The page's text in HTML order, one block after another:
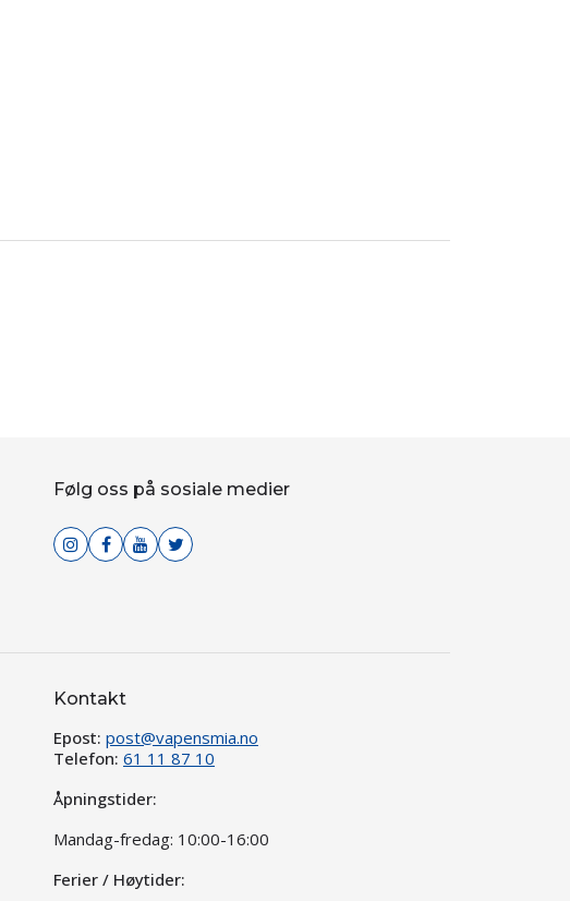
Følg oss på sosiale medier
Kontakt
Epost: post@vapensmia.no
Telefon: 61 11 87 10
Åpningstider:
Mandag-fredag: 10:00-16:00
Ferier / Høytider: